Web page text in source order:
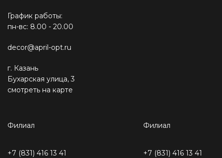
График работы:
пн-вс: 8.00 - 20.00
decor@april-opt.ru
г. Казань
Бухарская улица, 3
смотреть на карте
Филиал
+7 (831) 416 13 41
Филиал
+7 (831) 416 13 41